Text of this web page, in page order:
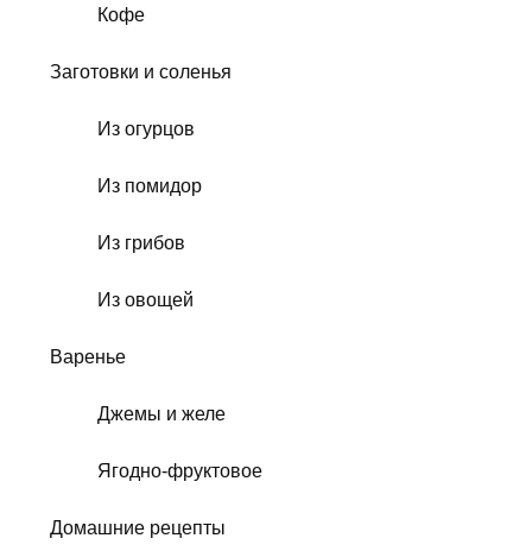
Кофе
Заготовки и соленья
Из огурцов
Из помидор
Из грибов
Из овощей
Варенье
Джемы и желе
Ягодно-фруктовое
Домашние рецепты